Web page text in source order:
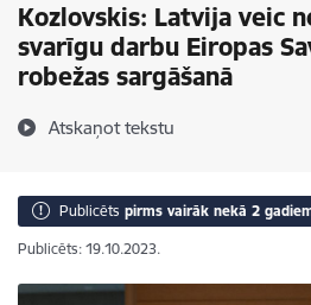
Kozlovskis: Latvija veic
svarīgu darbu Eiropas
robežas sargāšanā
Atskaņot tekstu
Publicēts pirms vairāk nekā 2
Publicēts: 19.10.2023.